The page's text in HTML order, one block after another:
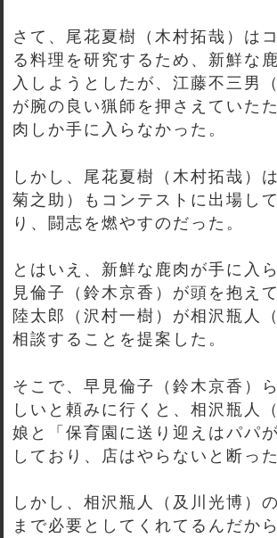
さて、尾花夏樹（木村拓哉）は
る料理を研究するため、新鮮な
入しようとしたが、江藤不三男
が腕の良い猟師を押さえていた
肉しか手に入らなかった。
しかし、尾花夏樹（木村拓哉）
菊之助）もコンテストに出場し
り、闘志を燃やすのだった。
とはいえ、新鮮な鹿肉が手に入
見倫子（鈴木京香）が頭を抱え
陸太郎（沢村一樹）が相沢瓶人
相談することを提案した。
そこで、早見倫子（鈴木京香）
しいと頼みに行くと、相沢瓶人
娘と「保育園に送り迎えはパパ
しており、店はやらないと断った
しかし、相沢瓶人（及川光博）
まで必要としてくれてるんだか